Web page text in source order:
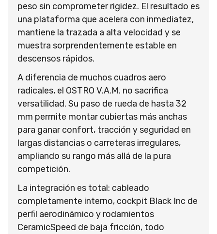
peso sin comprometer rigidez. El resultado es
una plataforma que acelera con inmediatez,
mantiene la trazada a alta velocidad y se
muestra sorprendentemente estable en
descensos rápidos.
A diferencia de muchos cuadros aero
radicales, el OSTRO V.A.M. no sacrifica
versatilidad. Su paso de rueda de hasta 32
mm permite montar cubiertas más anchas
para ganar confort, tracción y seguridad en
largas distancias o carreteras irregulares,
ampliando su rango más allá de la pura
competición.
La integración es total: cableado
completamente interno, cockpit Black Inc de
perfil aerodinámico y rodamientos
CeramicSpeed de baja fricción, todo